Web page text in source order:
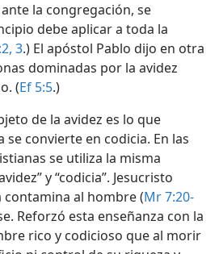
la congregación, se
debe aplicar a toda la
3.) El apóstol Pablo dijo en otra
dominadas por la avidez
(Ef 5:5.)
de la avidez es lo que
convierte en codicia. En las
se utiliza la misma
y “codicia”. Jesucristo
contamina al hombre (Mr 7:20-
Reforzó esta enseñanza con la
rico y codicioso que al morir